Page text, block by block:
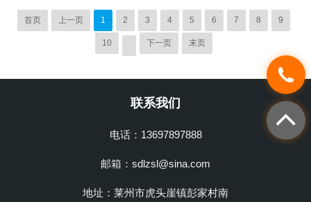
首页 上一页 1 2 3 4 5 6 7 8 9
10 下一页 末页
联系我们
电话：13697897888
邮箱：sdlzsl@sina.com
地址：莱州市虎头崖镇彭家村南